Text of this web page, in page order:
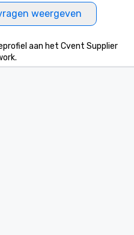
weergeven
aan het Cvent Supplier